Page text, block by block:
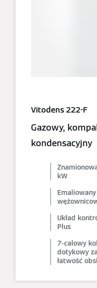
Vitodens 222-F
Gazowy,
kondensacyjny
kW
Układ
Plus
7-calowy
dotykowy
łatwość